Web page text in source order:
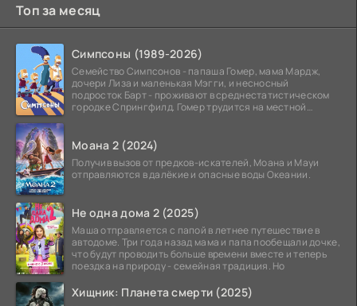
Топ за месяц
Симпсоны (1989-2026)
Семейство Симпсонов - папаша Гомер, мама Мардж,
дочери Лиза и маленькая Мэгги, и несносный
подросток Барт - проживают в среднестатистическом
городке Спрингфилд. Гомер трудится на местной
Моана 2 (2024)
Получив вызов от предков-искателей, Моана и Мауи
отправляются в далёкие и опасные воды Океании.
Не одна дома 2 (2025)
Маша отправляется с папой в летнее путешествие в
автодоме. Три года назад мама и папа пообещали дочке,
что будут проводить больше времени вместе и теперь
поездка на природу - семейная традиция. Но
Хищник: Планета смерти (2025)